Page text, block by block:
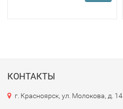
КОНТАКТЫ
г. Красноярск, ул. Молокова, д. 14